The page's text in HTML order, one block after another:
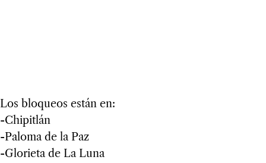
Los bloqueos están en:
-Chipitlán
-Paloma de la Paz
-Glorieta de La Luna